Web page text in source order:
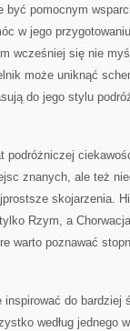
być pomocnym
w jego
wcześniej się nie
może uniknąć
do jego stylu
podróżniczej
znanych, ale też
skojarzenia.
Rzym, a
warto poznawać
do bardziej
według jednego